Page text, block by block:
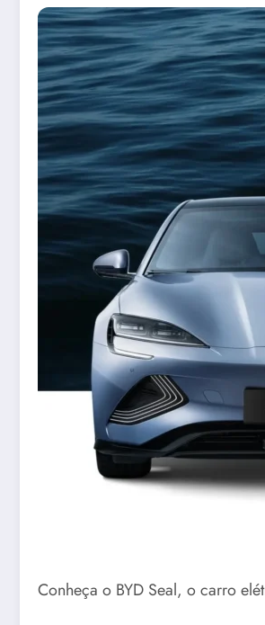
Conheça o BYD Seal, o carro